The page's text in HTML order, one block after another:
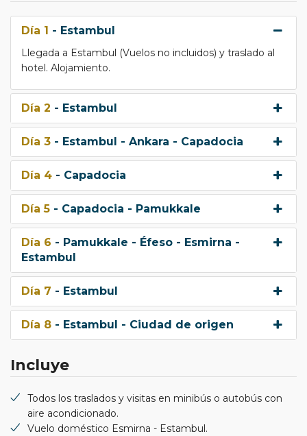
Día 1 - Estambul
Llegada a Estambul (Vuelos no incluidos) y traslado al
hotel. Alojamiento.
Día 2 - Estambul
Día 3 - Estambul - Ankara - Capadocia
Día 4 - Capadocia
Día 5 - Capadocia - Pamukkale
Día 6 - Pamukkale - Éfeso - Esmirna -
Estambul
Día 7 - Estambul
Día 8 - Estambul - Ciudad de origen
Incluye
Todos los traslados y visitas en minibús o autobús con
aire acondicionado.
Vuelo doméstico Esmirna - Estambul.